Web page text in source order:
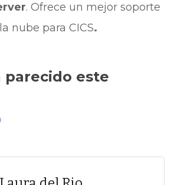
. Ofrece un mejor soporte
nube para CICS.
parecido este